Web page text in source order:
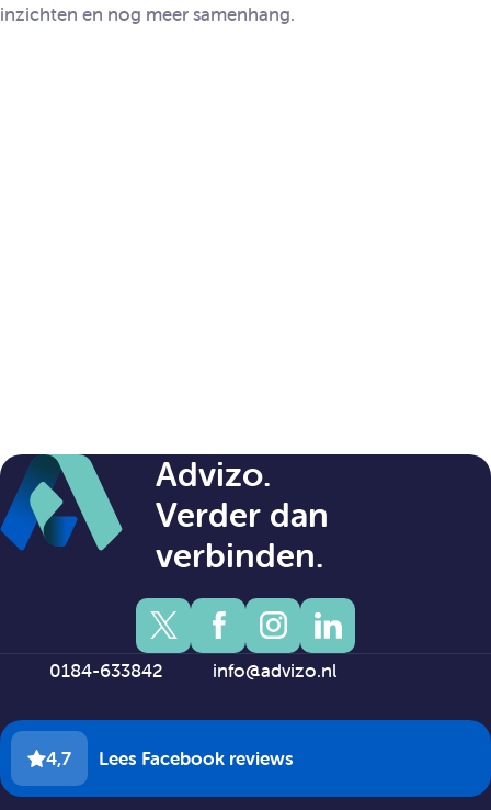
inzichten en nog meer samenhang.
Advizo.
Verder dan
verbinden.
0184-633842 info@advizo.nl
4,7 Lees Facebook reviews